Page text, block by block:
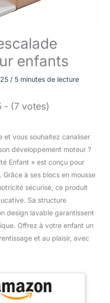
enfants
/ 5 minutes de lecture
- (7 votes)
et vous souhaitez canaliser
développement moteur ?
Enfant » est conçu pour
à ses blocs en mousse
sécurisé, ce produit
Sa structure
design lavable garantissent
Offrez à votre enfant un
et au plaisir, avec